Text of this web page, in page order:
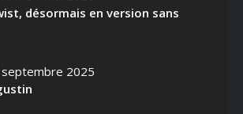
désormais en version sans
2025